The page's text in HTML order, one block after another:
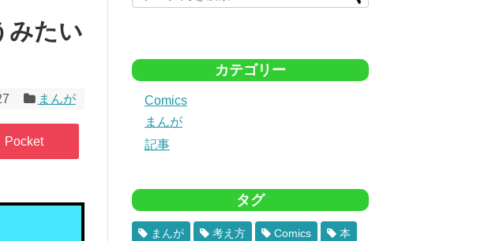
みたい
まんが
カテゴリー
Comics
まんが
記事
タグ
まんが 考え方 Comics 本